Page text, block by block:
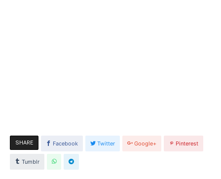
SHARE Facebook Twitter Google+ Pinterest
Tumblr